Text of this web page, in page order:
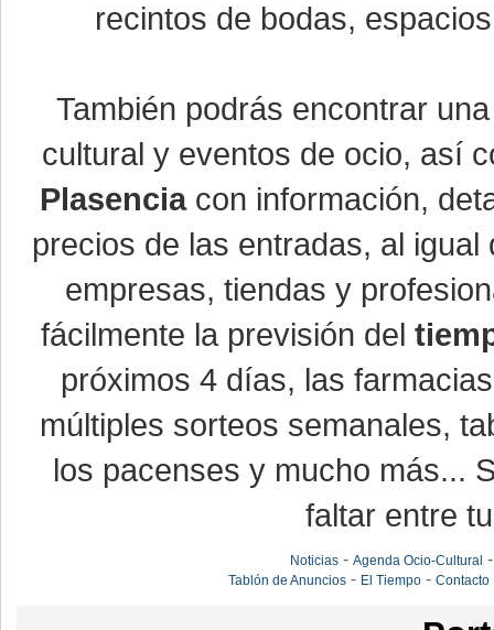
recintos de bodas,
También podrás encontrar
cultural y eventos de ocio, así
Plasenciacon información,
precios de las entradas, al
empresas, tiendas y
fácilmente la previsión del
próximos 4 días, las
múltiples sorteos semanales,
los pacenses y mucho más...
faltar entre
Noticias -Agenda Ocio-Cultural
Tablón de Anuncios - El Tiempo -Contacto